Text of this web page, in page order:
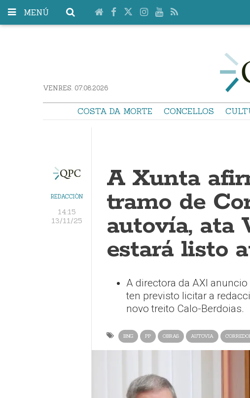
MENÚ
VENRES. 07.08.2026
COSTA DA MORTE CONCELLOS
REDACCIÓN
14:15
13/11/25
A Xunta
tramo de
autovía, ata
estará listo
A directora da AXI
ten previsto licitar a
novo treito Calo-Berdoias.
BNG PP OBRAS AUTOVIA